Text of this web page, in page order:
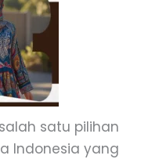
satu pilihan
Indonesia yang